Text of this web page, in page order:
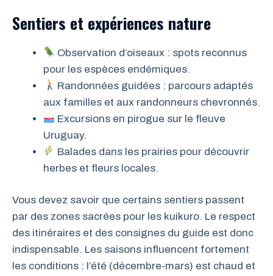
Sentiers et expériences nature
Observation d’oiseaux : spots reconnus
pour les espèces endémiques.
Randonnées guidées : parcours adaptés
aux familles et aux randonneurs chevronnés.
Excursions en pirogue sur le fleuve
Uruguay.
Balades dans les prairies pour découvrir
herbes et fleurs locales.
Vous devez savoir que certains sentiers passent
par des zones sacrées pour les kuikuro. Le respect
des itinéraires et des consignes du guide est donc
indispensable. Les saisons influencent fortement
les conditions : l’été (décembre-mars) est chaud et